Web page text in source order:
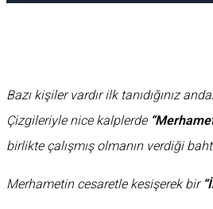
Bazı kişiler vardır ilk tanıdığınız
Çizgileriyle nice kalplerde
birlikte çalışmış olmanın verdiği
Merhametin cesaretle kesişerek bir